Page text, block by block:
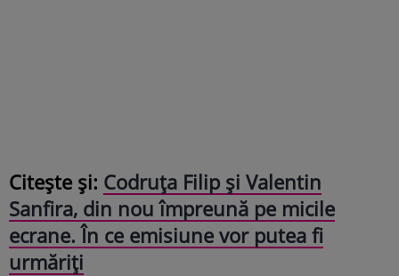
Citește și: Codruța Filip și Valentin
Sanfira, din nou împreună pe micile
ecrane. În ce emisiune vor putea fi
urmăriți